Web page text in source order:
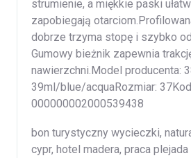
strumienie, a miękkie paski
zapobiegają
dobrze trzyma stopę i szybko
Gumowy bieżnik zapewnia
nawierzchni.Model producenta:
39ml/blue/acquaRozmiar:
000000002000539438
bon turystyczny wycieczki,
cypr, hotel madera, praca